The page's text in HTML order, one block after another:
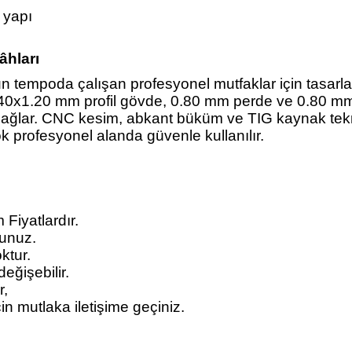
çalışan profesyonel mutfaklar için
mm profil gövde, 0.80 mm perde ve 0.80
CNC kesim, abkant büküm ve TIG kaynak
profesyonel alanda güvenle kullanılır.
mutlaka iletişime geçiniz.